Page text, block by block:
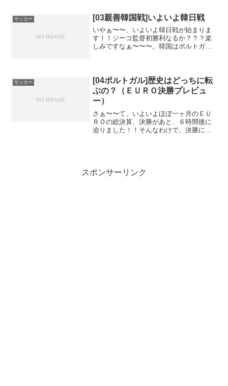
サッカー [03親善韓国戦]いよいよ韓日戦
いやぁ〜〜、いよいよ韓日戦が始まりま
す！！ジーコ監督初勝利なるか？？？楽
しみですなぁ〜〜〜。韓国はポルトガル
サッカー
[04ポルトガル]歴史はどっちに転
ぶの？（ＥＵＲＯ決勝プレビュ
ー）
さぁ〜〜て、いよいよほぼ一ヶ月のＥＵ
ＲＯの総決算、決勝があと、６時間後に
迫りました！！そんなわけで、決勝につ
スポンサーリンク